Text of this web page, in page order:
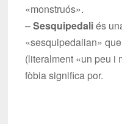
«monstruós».
–Sesquipedaliés
«sesquipedalian»
(literalment «un peu i
fòbia significa por.